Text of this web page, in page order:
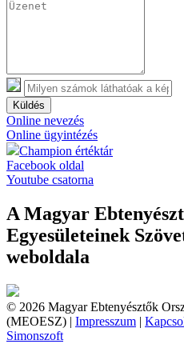
Küldés
Online nevezés
Online ügyintézés
Champion értéktár
Facebook oldal
Youtube csatorna
A Magyar
Egyesületeinek
weboldala
© 2026 Magyar Ebtenyésztők
(MEOESZ) | Impresszum |
Simonszoft